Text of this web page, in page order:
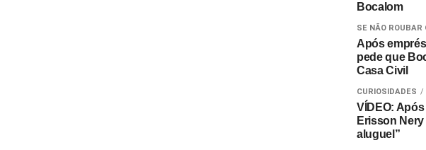
Bocalom
SE NÃO ROUBAR
Após
pede que
Casa Civil
CURIOSIDADES
VÍDEO:
Erisson
aluguel”